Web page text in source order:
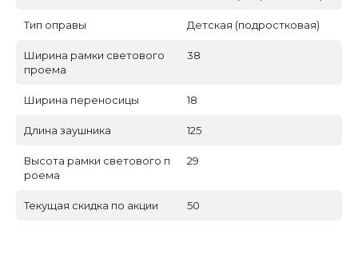
Тип оправы Детская (подростковая)
Ширина рамки светового
проема
38
Ширина переносицы 18
Длина заушника 125
Высота рамки светового п
роема
29
Текущая скидка по акции 50